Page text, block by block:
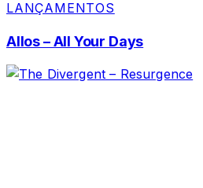
LANÇAMENTOS
Allos – All Your Days